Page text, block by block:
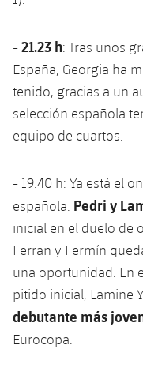
-21.23 h: Tras unos
España, Georgia ha
tenido, gracias a un
selección española
equipo de cuartos.
- 19.40 h: Ya está el
española. Pedri y
inicial en el duelo de
Ferran y Fermín
una oportunidad. En
pitido inicial, Lamine
debutante más
Eurocopa.